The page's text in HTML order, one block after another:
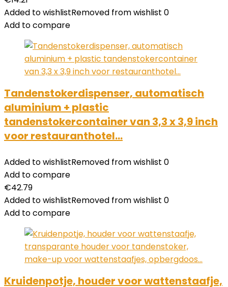
Added to wishlistRemoved from wishlist 0
Add to compare
Tandenstokerdispenser, automatisch
aluminium + plastic
tandenstokercontainer van 3,3 x 3,9 inch
voor restauranthotel…
Added to wishlistRemoved from wishlist 0
Add to compare
€42.79
Added to wishlistRemoved from wishlist 0
Add to compare
Kruidenpotje, houder voor wattenstaafje,